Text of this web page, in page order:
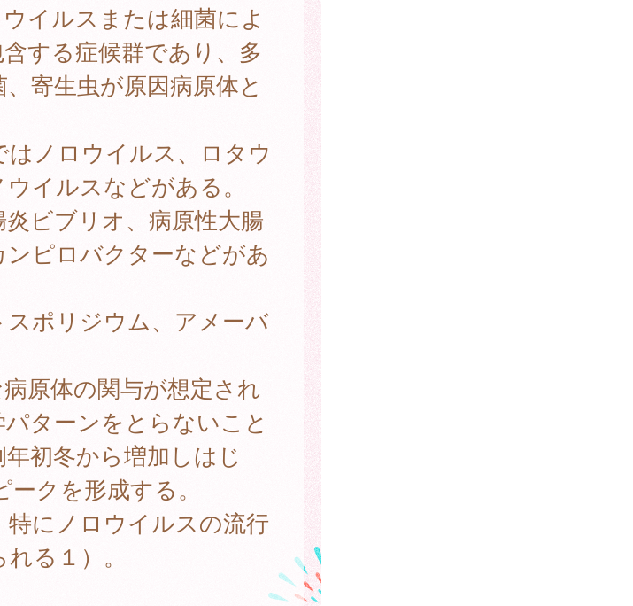
イルスまたは細菌によ
する症候群であり、多
寄生虫が原因病原体と
ノロウイルス、ロタウ
イルスなどがある。
ビブリオ、病原性大腸
ピロバクターなどがあ
ポリジウム、アメーバ
原体の関与が想定され
ターンをとらないこと
初冬から増加しはじ
クを形成する。
にノロウイルスの流行
る１）。